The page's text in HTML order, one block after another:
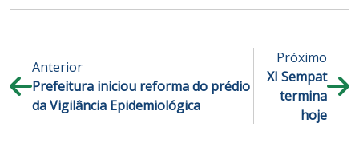
Anterior
Prefeitura iniciou reforma do prédio
da Vigilância Epidemiológica
Próximo
XI Sempat
termina
hoje